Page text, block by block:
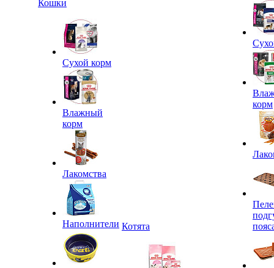
Кошки
Сухой корм
Влажный
корм
Лакомства
Наполнители Котята
корм